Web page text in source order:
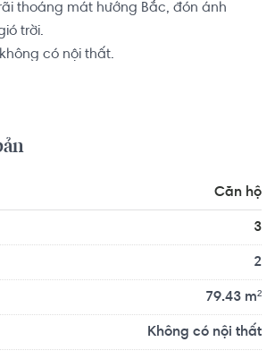
thoáng mát hướng Bắc, đón ánh
trời.
có nội thất.
tư, có nhiều không gian hơn để
hội tụ đầy đủ tiện ích cao cấp nhất,
hợp phố thời trang, hệ thống nhà
các thương hiệu lớn, rạp chiếu phim,
cực lớn,…
Căn hộ
3
2
79.43 m²
Không có nội thất